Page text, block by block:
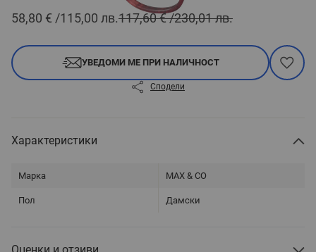
117,60 € 230,01 лв.
58,80 € 115,00 лв.
УВЕДОМИ МЕ ПРИ НАЛИЧНОСТ
Сподели
Характеристики
Марка MAX & CO
Пол Дамски